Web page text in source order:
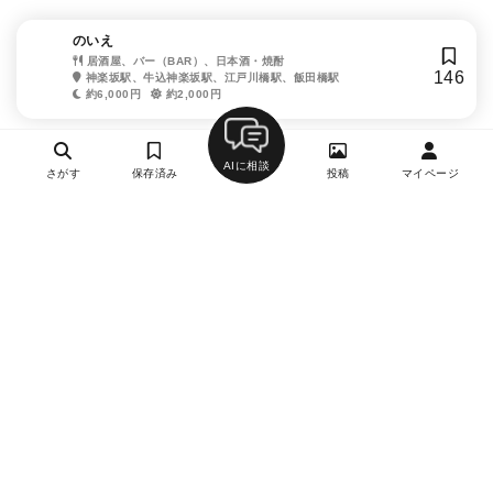
のいえ
居酒屋、バー（BAR）、日本酒・焼酎
神楽坂駅、牛込神楽坂駅、江戸川橋駅、飯田橋駅
約6,000円
約2,000円
146
さがす 保存済み
AIに相談
投稿 マイページ